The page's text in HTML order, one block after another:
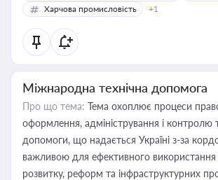
Харчова промисловість +1
Міжнародна технічна допомога
Про що тема: Тема охоплює процеси
оформлення, адміністрування і контролю
допомоги, що надається Україні з-за
важливою для ефективного використання
розвитку, реформ та інфраструктурних